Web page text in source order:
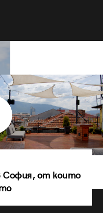
София, от които